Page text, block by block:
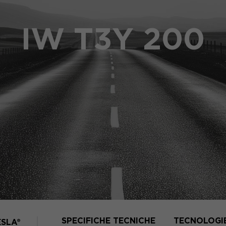
IW T3Y 200
SPECIFICHE TECNICHE